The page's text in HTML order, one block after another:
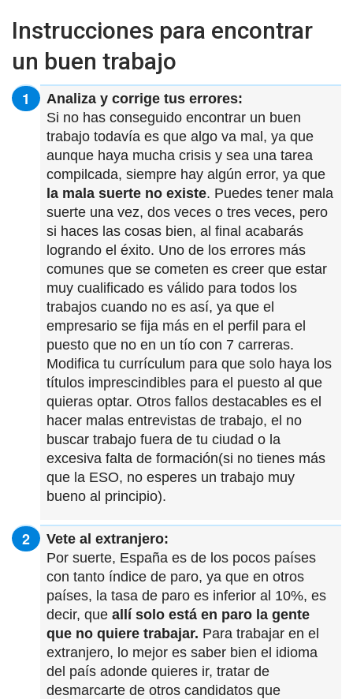
Instrucciones para encontrar
un buen trabajo
Analiza y corrige tus errores:
Si no has conseguido encontrar un buen
trabajo todavía es que algo va mal, ya que
aunque haya mucha crisis y sea una tarea
compilcada, siempre hay algún error, ya que
la mala suerte no existe. Puedes tener mala
suerte una vez, dos veces o tres veces, pero
si haces las cosas bien, al final acabarás
logrando el éxito. Uno de los errores más
comunes que se cometen es creer que estar
muy cualificado es válido para todos los
trabajos cuando no es así, ya que el
empresario se fija más en el perfil para el
puesto que no en un tío con 7 carreras.
Modifica tu currículum para que solo haya los
títulos imprescindibles para el puesto al que
quieras optar. Otros fallos destacables es el
hacer malas entrevistas de trabajo, el no
buscar trabajo fuera de tu ciudad o la
excesiva falta de formación(si no tienes más
que la ESO, no esperes un trabajo muy
bueno al principio).
Vete al extranjero:
Por suerte, España es de los pocos países
con tanto índice de paro, ya que en otros
países, la tasa de paro es inferior al 10%, es
decir, que allí solo está en paro la gente
que no quiere trabajar. Para trabajar en el
extranjero, lo mejor es saber bien el idioma
del país adonde quieres ir, tratar de
desmarcarte de otros candidatos que